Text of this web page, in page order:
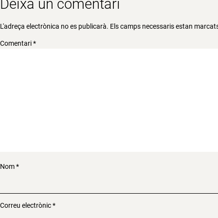
Deixa un comentari
L'adreça electrònica no es publicarà. Els camps necessaris estan
Comentari*
Nom*
Correu electrònic*